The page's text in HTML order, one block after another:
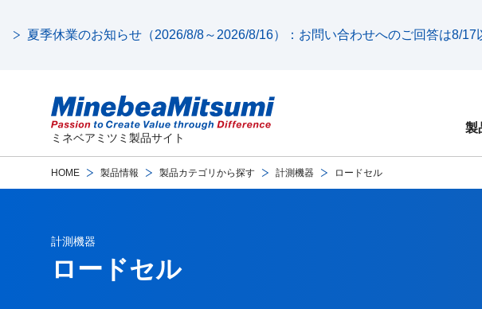
夏季休業のお知らせ（2026/8/8～2026/8/16）：お問い合わせへのご回答は8/17
ミネベアミツミ製品サイト
製
HOME 製品情報 製品カテゴリから探す 計測機器 ロードセル
計測機器
ロードセル